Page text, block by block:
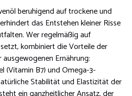
beruhigend auf trockene und
das Entstehen kleiner Risse
Wer regelmäßig auf
kombiniert die Vorteile der
Ernährung:
(Vitamin B7) und Omega-3-
Stabilität und Elastizität der